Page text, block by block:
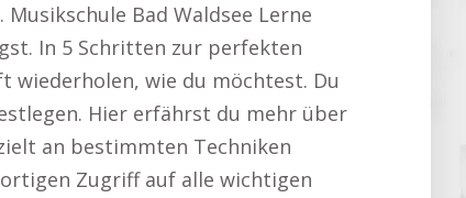
Bad Waldsee Lerne
In 5 Schritten zur perfekten
wiederholen, wie du möchtest. Du
Hier erfährst du mehr über
an bestimmten Techniken
Zugriff auf alle wichtigen